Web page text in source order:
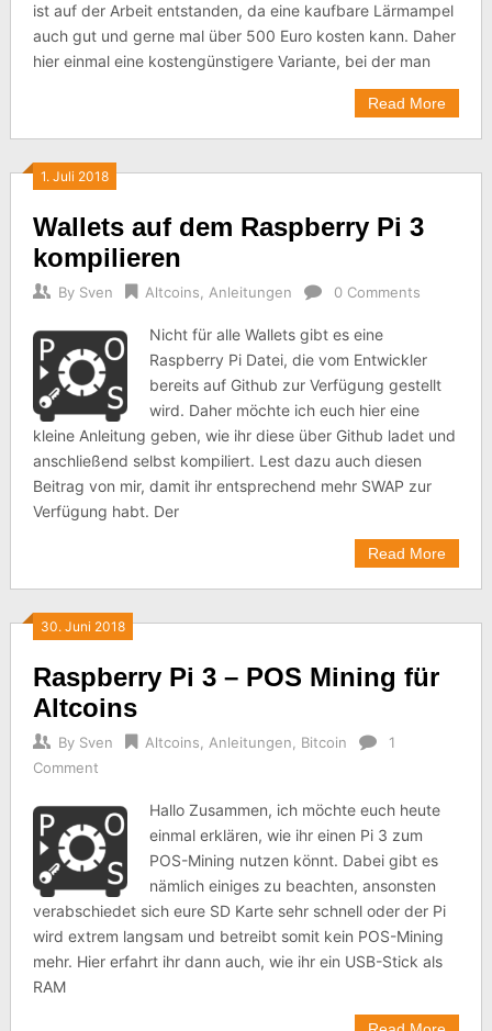
ist auf der Arbeit entstanden, da eine kaufbare Lärmampel
auch gut und gerne mal über 500 Euro kosten kann. Daher
hier einmal eine kostengünstigere Variante, bei der man
Read More
1. Juli 2018
Wallets auf dem Raspberry Pi 3
kompilieren
By Sven Altcoins Anleitungen 0 Comments
Nicht für alle Wallets gibt es eine
Raspberry Pi Datei, die vom Entwickler
bereits auf Github zur Verfügung gestellt
wird. Daher möchte ich euch hier eine
kleine Anleitung geben, wie ihr diese über Github ladet und
anschließend selbst kompiliert. Lest dazu auch diesen
Beitrag von mir, damit ihr entsprechend mehr SWAP zur
Verfügung habt. Der
Read More
30. Juni 2018
Raspberry Pi 3 – POS Mining für
Altcoins
By Sven Altcoins Anleitungen Bitcoin
1
Comment
Hallo Zusammen, ich möchte euch heute
einmal erklären, wie ihr einen Pi 3 zum
POS-Mining nutzen könnt. Dabei gibt es
nämlich einiges zu beachten, ansonsten
verabschiedet sich eure SD Karte sehr schnell oder der Pi
wird extrem langsam und betreibt somit kein POS-Mining
mehr. Hier erfahrt ihr dann auch, wie ihr ein USB-Stick als
RAM